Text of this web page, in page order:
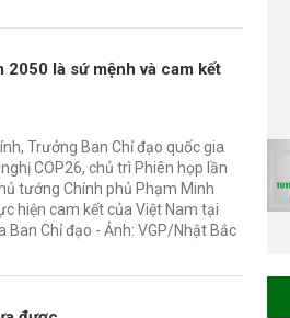
2050 là sứ mệnh và cam kết
Trưởng Ban Chỉ đạo quốc gia
COP26, chủ trì Phiên họp lần
tướng Chính phủ Phạm Minh
hiện cam kết của Việt Nam tại
Ban Chỉ đạo - Ảnh: VGP/Nhật Bắc